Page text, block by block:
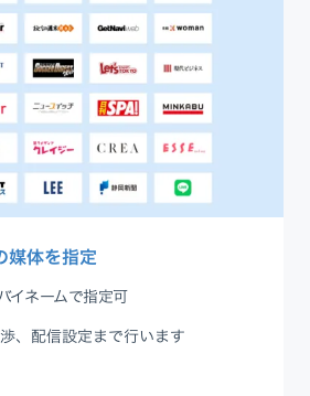
媒体を指定
イネームで指定可
、配信設定まで行います